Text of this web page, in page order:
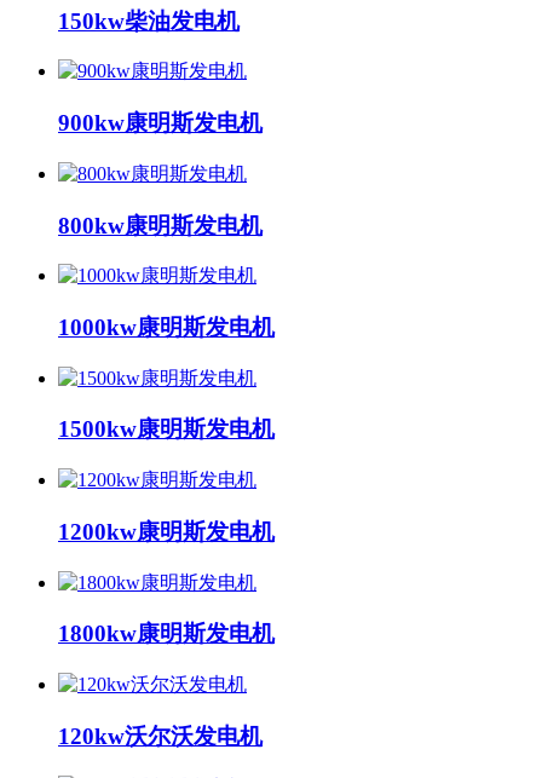
150kw柴油发电机
900kw康明斯发电机
800kw康明斯发电机
1000kw康明斯发电机
1500kw康明斯发电机
1200kw康明斯发电机
1800kw康明斯发电机
120kw沃尔沃发电机